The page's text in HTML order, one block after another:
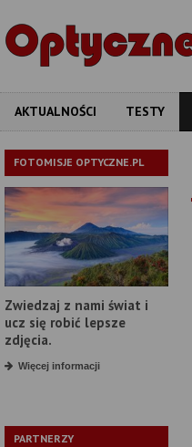
AKTUALNOŚCI TESTY
FOTOMISJE OPTYCZNE.PL
Zwiedzaj z nami świat i
ucz się robić lepsze
zdjęcia.
Więcej informacji
PARTNERZY